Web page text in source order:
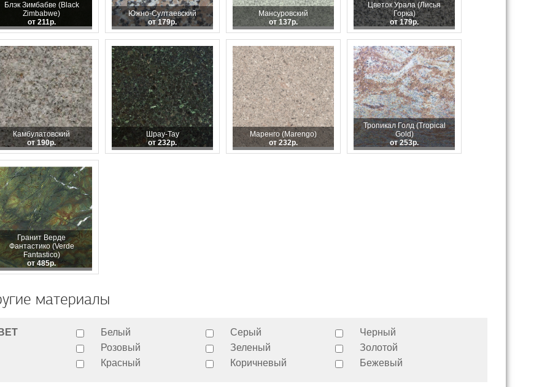
Блэк Зимбабве (Black
Zimbabwe)
от 211р.
Южно-Султаевский
от 179р.
Мансуровский
от 137р.
Цветок Урала (Лисья
Горка)
от 179р.
Камбулатовский
от 190р.
Шрау-Тау
от 232р.
Маренго (Marengo)
от 232р.
Тропикал Голд (Tropical
Gold)
от 253р.
Гранит Верде
Фантастико (Verde
Fantastico)
от 485р.
материалы
Белый Серый
Черный
Розовый
Зеленый
Золотой
Красный
Коричневый Бежевый